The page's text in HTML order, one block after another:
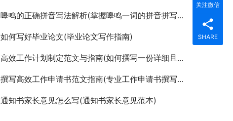
嗥鸣的正确拼音写法解析(掌握嗥鸣一词的拼音拼写与发音技巧)
如何写好毕业论文(毕业论文写作指南)
高效工作计划制定范文与指南(如何撰写一份详细且可执行的工作计划范文解析)
撰写高效工作申请书范文指南(专业工作申请书撰写技巧与模板示例)
通知书家长意见怎么写(通知书家长意见范本)
关注微信
SHARE